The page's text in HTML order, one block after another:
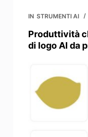
IN STRUMENTI AI
Produttività
di logo AI da